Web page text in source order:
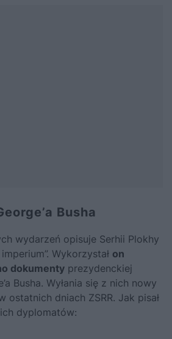
Busha
wydarzeń opisuje Serhii Plokhy
”. Wykorzystał on
dokumenty prezydenckiej
Busha. Wyłania się z nich nowy
ostatnich dniach ZSRR. Jak pisał
dyplomatów: